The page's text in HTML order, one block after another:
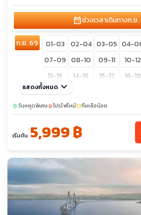
calendar_monthช่วงเวลาเดินทางก.ย
ก.ย. 69 01-03 02-04 03-05 04-
07-09 08-10 09-11 10-12
13-15
14-16 15-17 16-18
20-22
แสดงทั้งหมด keyboard_arrow_down
sunnyวันหยุดพิเศษlocal_fire_departmentโปรไฟไหม้confirmation_numberที่เหลือน้อย
เริ่มต้น 5,999 ฿